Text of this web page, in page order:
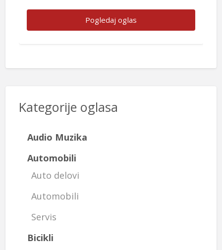
Pogledaj oglas
Pogledaj oglas
Pogledaj oglas
Kategorije oglasa
Audio Muzika
Automobili
Auto delovi
Automobili
Servis
Bicikli